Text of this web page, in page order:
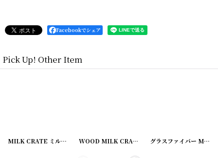
Facebookでシェア
Pick Up! Other Item
[20200422-13]
グラスファイバー MILK CRATE ミルククレート [20200422-12]
グラスファイバー MILK CRATE ミルククレート [20200422-
グラスファイバー MILK CRATE ミルククレート